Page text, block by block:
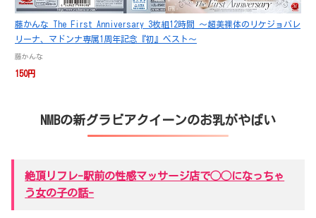
藤かんな The First Anniversary 3枚組12時間 ～超美裸体のリケジョバレ
リーナ、マドンナ専属1周年記念『初』ベスト～
藤かんな
150円
NMBの新グラビアクイーンのお乳がやばい
絶頂リフレ-駅前の性感マッサージ店で◯◯になっちゃ
う女の子の話-